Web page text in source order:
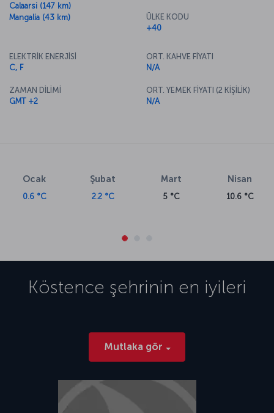
Calaarsi (147 km)
Mangalia (43 km)
ÜLKE KODU
+40
ELEKTRİK ENERJİSİ
C, F
ZAMAN DİLİMİ
GMT +2
ORT. KAHVE FİYATI
N/A
ORT. YEMEK FİYATI (2 KİŞİLİK)
N/A
Ocak
0.6 °C
Şubat
2.2 °C
Mart
5 °C
Nisan
10.6 °C
Köstence şehrinin en iyileri
Mutlaka gör